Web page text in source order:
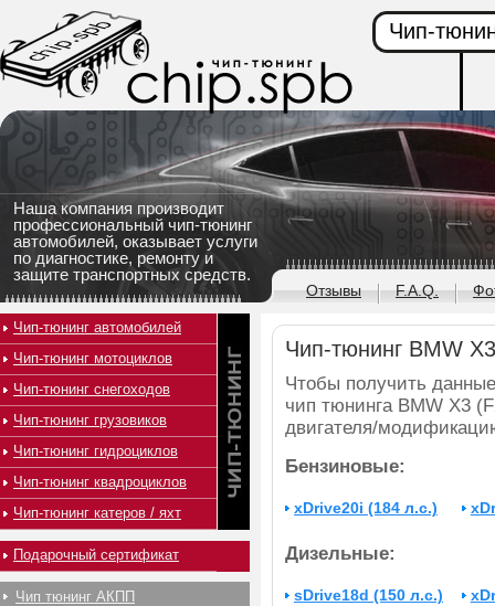
Наша компания производит
профессиональный чип-тюнинг
автомобилей, оказывает услуги
по диагностике, ремонту и
защите транспортных средств.
Чип-
Отзывы F.A.Q.
Чип-тюнинг BMW
Чтобы получить
чип тюнинга BMW X3
двигателя/
Бензиновые:
xDrive20i (184 л.с.)
Дизельные:
sDrive18d (150 л.с.)
Чип-тюнинг автомобилей
Чип-тюнинг мотоциклов
Чип-тюнинг снегоходов
Чип-тюнинг грузовиков
Чип-тюнинг гидроциклов
Чип-тюнинг квадроциклов
Чип-тюнинг катеров / яхт
Подарочный сертификат
Чип тюнинг АКПП